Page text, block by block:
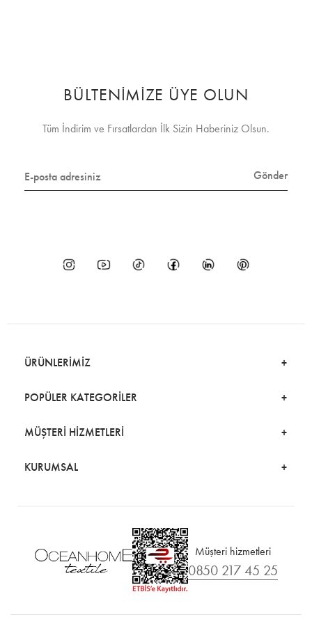
BÜLTENİMİZE ÜYE OLUN
Tüm İndirim ve Fırsatlardan İlk Sizin Haberiniz Olsun.
Gönder
ÜRÜNLERİMİZ
POPÜLER KATEGORİLER
MÜŞTERİ HİZMETLERİ
KURUMSAL
Müşteri hizmetleri
0850 217 45 25